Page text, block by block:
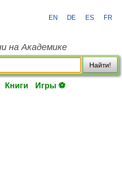
EN DE ES FR
на Академике
Найти!
Книги Игры ⚽